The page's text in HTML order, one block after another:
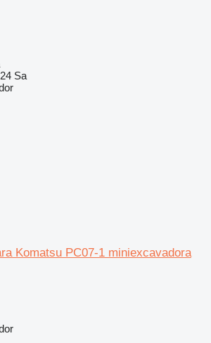
Sa
Komatsu PC07-1 miniexcavadora